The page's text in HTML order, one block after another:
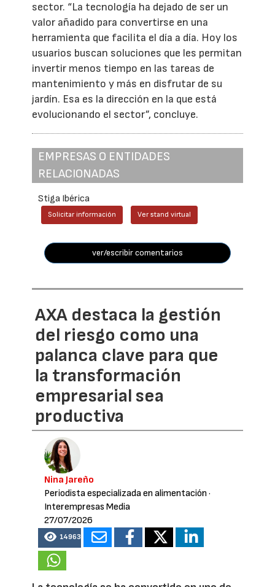
sector. “La tecnología ha dejado de ser un
valor añadido para convertirse en una
herramienta que facilita el día a día. Hoy los
usuarios buscan soluciones que les permitan
invertir menos tiempo en las tareas de
mantenimiento y más en disfrutar de su
jardín. Esa es la dirección en la que está
evolucionando el sector”, concluye.
EMPRESAS O ENTIDADES
RELACIONADAS
Stiga Ibérica
Solicitar información Ver stand virtual
ver/escribir comentarios
AXA destaca la gestión
del riesgo como una
palanca clave para que
la transformación
empresarial sea
productiva
Nina Jareño
Periodista especializada en alimentación ·
Interempresas Media
27/07/2026
14963